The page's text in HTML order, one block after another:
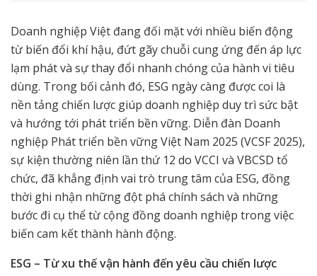
Doanh nghiệp Việt đang đối mặt với nhiều biến động
từ biến đổi khí hậu, đứt gãy chuỗi cung ứng đến áp lực
lạm phát và sự thay đổi nhanh chóng của hành vi tiêu
dùng. Trong bối cảnh đó, ESG ngày càng được coi là
nền tảng chiến lược giúp doanh nghiệp duy trì sức bật
và hướng tới phát triển bền vững. Diễn đàn Doanh
nghiệp Phát triển bền vững Việt Nam 2025 (VCSF 2025),
sự kiện thường niên lần thứ 12 do VCCI và VBCSD tổ
chức, đã khẳng định vai trò trung tâm của ESG, đồng
thời ghi nhận những đột phá chính sách và những
bước đi cụ thể từ cộng đồng doanh nghiệp trong việc
biến cam kết thành hành động.
ESG – Từ xu thế vận hành đến yêu cầu chiến lược